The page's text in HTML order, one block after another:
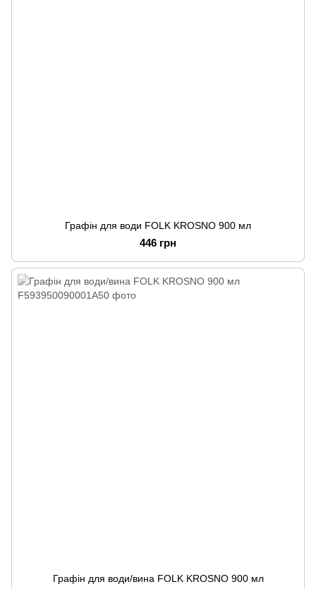
Графін для води FOLK KROSNO 900 мл
446 грн
Графін для води/вина FOLK KROSNO 900 мл